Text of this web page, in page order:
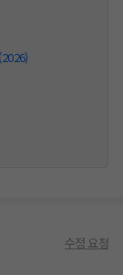
수정 요청